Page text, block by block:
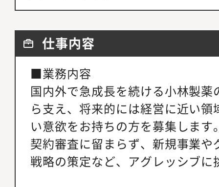
仕事内容
■業務内容
国内外で急成長を続ける小林製
ら支え、将来的には経営に近い
い意欲をお持ちの方を募集します
契約審査に留まらず、新規事業
戦略の策定など、アグレッシブ